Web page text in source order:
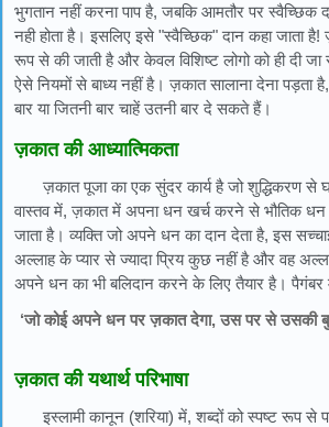
भुगतान नहीं करना पाप है, जबकि आमतौर पर स्वैच्छिक
नही होता है। इसलिए इसे "स्वैच्छिक" दान कहा जाता
रूप से की जाती है और केवल विशिष्ट लोगो को ही दी
ऐसे नियमों से बाध्य नहीं है। ज़कात सालाना देना
बार या जितनी बार चाहें उतनी बार दे सकते हैं।
ज़कात की आध्यात्मिकता
ज़कात पूजा का एक सुंदर कार्य है जो शुद्धिकरण
वास्तव में, ज़कात में अपना धन खर्च करने से भौतिक धन
जाता है। व्यक्ति जो अपने धन का दान देता है, इस
अल्लाह के प्यार से ज्यादा प्रिय कुछ नहीं है और वह
अपने धन का भी बलिदान करने के लिए तैयार है। पैगंबर
‘जो कोई अपने धन पर ज़कात देगा, उस पर से उसकी
ज़कात की यथार्थ परिभाषा
इस्लामी कानून (शरिया) में, शब्दों को स्पष्ट रूप से